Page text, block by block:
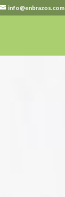
info@enbrazos.com